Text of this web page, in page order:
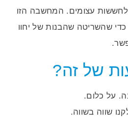
עצומים. המחשבה הזו
שהשריטה שהבנות של יחוו
של זה?